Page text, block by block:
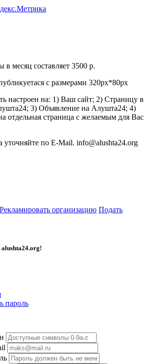
в месяц составляет 3500 р.
с размерами 320px*80px
настроен на: 1) Ваш сайт; 2) Страницу в
3) Объявление на Алушта24; 4)
отдельная страница с желаемым для Вас
уточняйте по E-Mail. info@alushta24.org
Рекламировать организацию Подать
alushta24.org!
пароль